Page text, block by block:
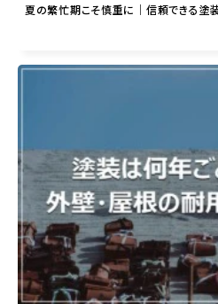
夏の繁忙期こそ慎重に｜信頼できる塗